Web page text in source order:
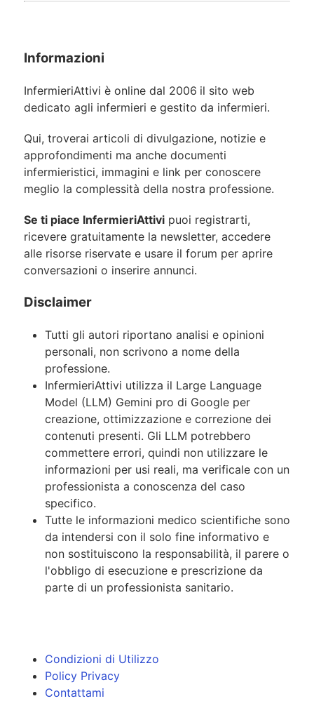
Informazioni
InfermieriAttivi è online dal 2006 il sito web
dedicato agli infermieri e gestito da infermieri.
Qui, troverai articoli di divulgazione, notizie e
approfondimenti ma anche documenti
infermieristici, immagini e link per conoscere
meglio la complessità della nostra professione.
Se ti piace InfermieriAttivi puoi registrarti,
ricevere gratuitamente la newsletter, accedere
alle risorse riservate e usare il forum per aprire
conversazioni o inserire annunci.
Disclaimer
Tutti gli autori riportano analisi e opinioni
personali, non scrivono a nome della
professione.
InfermieriAttivi utilizza il Large Language
Model (LLM) Gemini pro di Google per
creazione, ottimizzazione e correzione dei
contenuti presenti. Gli LLM potrebbero
commettere errori, quindi non utilizzare le
informazioni per usi reali, ma verificale con un
professionista a conoscenza del caso
specifico.
Tutte le informazioni medico scientifiche sono
da intendersi con il solo fine informativo e
non sostituiscono la responsabilità, il parere o
l'obbligo di esecuzione e prescrizione da
parte di un professionista sanitario.
Condizioni di Utilizzo
Policy Privacy
Contattami